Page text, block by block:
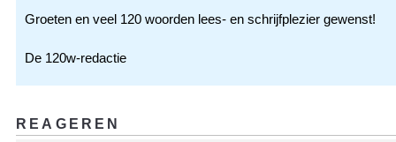
Groeten en veel 120 woorden lees- en schrijfplezier gewenst!
De 120w-redactie
REAGEREN